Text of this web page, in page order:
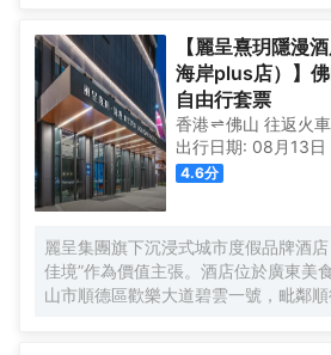
業廣場（佛山市禪城區人民西路13號
場中心，緊靠廣東省婦幼保健院禪城
新天地、距離祖廟步行街、東方購物廣
店距離廣佛線祖廟地鐵站步行約10分鐘
鐵站車程約30分鐘可到達。 酒店為不
及行政套房，在行政套房中通過多功能
用，設計了麗怡品牌獨有的X-SPACES
人羣塑造多功能的便捷體驗，並提供
間均為落地窗，客人提供不同需求。
有1000㎡獨立停車場、為住客店人提
全功能會議室和24小時健身房，更貼
滿足您的休閒和商務需求。
【麗呈熹玥隱漫
海岸plus店）】
自由行套票
香港 佛山 往返火
出行日期: 08月13日
4.6分
麗呈集團旗下沉浸式城市度假品牌酒
佳境”作為價值主張。酒店位於廣東美
山市順德區歡樂大道碧雲一號，毗鄰